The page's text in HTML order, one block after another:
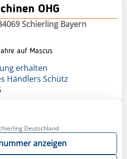
OHG
Schierling Bayern
auf Mascus
erhalten
Händlers Schütz
Deutschland
anzeigen